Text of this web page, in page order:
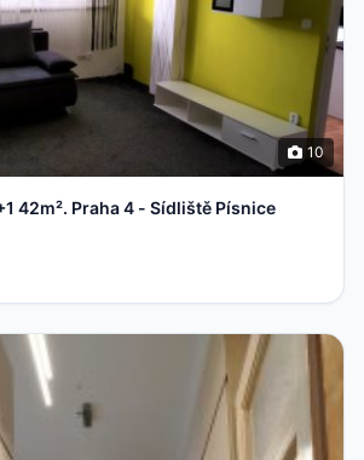
10
42m². Praha 4 - Sídliště Písnice